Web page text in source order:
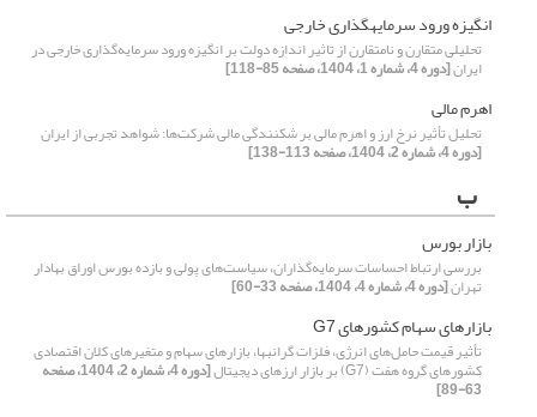
انگیزه ورود سرمایهگذاری خارجی
تحلیلی متقارن و نامتقارن از تاثیر اندازه دولت بر انگیزه‌ ورود سرمایه‌گذاری خارجی در
ایران[دوره 4، شماره 1، 1404، صفحه 85-118]
اهرم مالی
تحلیل تأثیر نرخ ارز و اهرم مالی بر شکنندگی مالی شرکت‌ها: شواهد تجربی از ایران
[دوره 4، شماره 2، 1404، صفحه 113-138]
ب
بازار بورس
بررسی ارتباط احساسات سرمایه‌گذاران، سیاست‌های پولی و بازده بورس اوراق بهادار
تهران[دوره 4، شماره 4، 1404، صفحه 33-60]
بازارهای سهام کشورهای G7
تأثیر قیمت‌ حامل‌های انرژی، فلزات گرانبها، بازارهای سهام و متغیرهای کلان اقتصادی
کشورهای گروه هفت (G7) بر بازار ارزهای دیجیتال [دوره 4، شماره 2، 1404، صفحه
63-89]